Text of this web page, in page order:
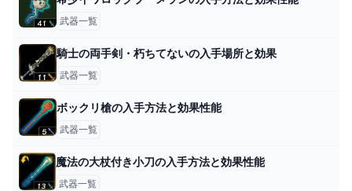
武器一覧
騎士の両手剣・朽ちてないの入手場所と効果
武器一覧
ボックリ槍の入手方法と効果性能
武器一覧
魔法の大杖付き小刀の入手方法と効果性能
武器一覧